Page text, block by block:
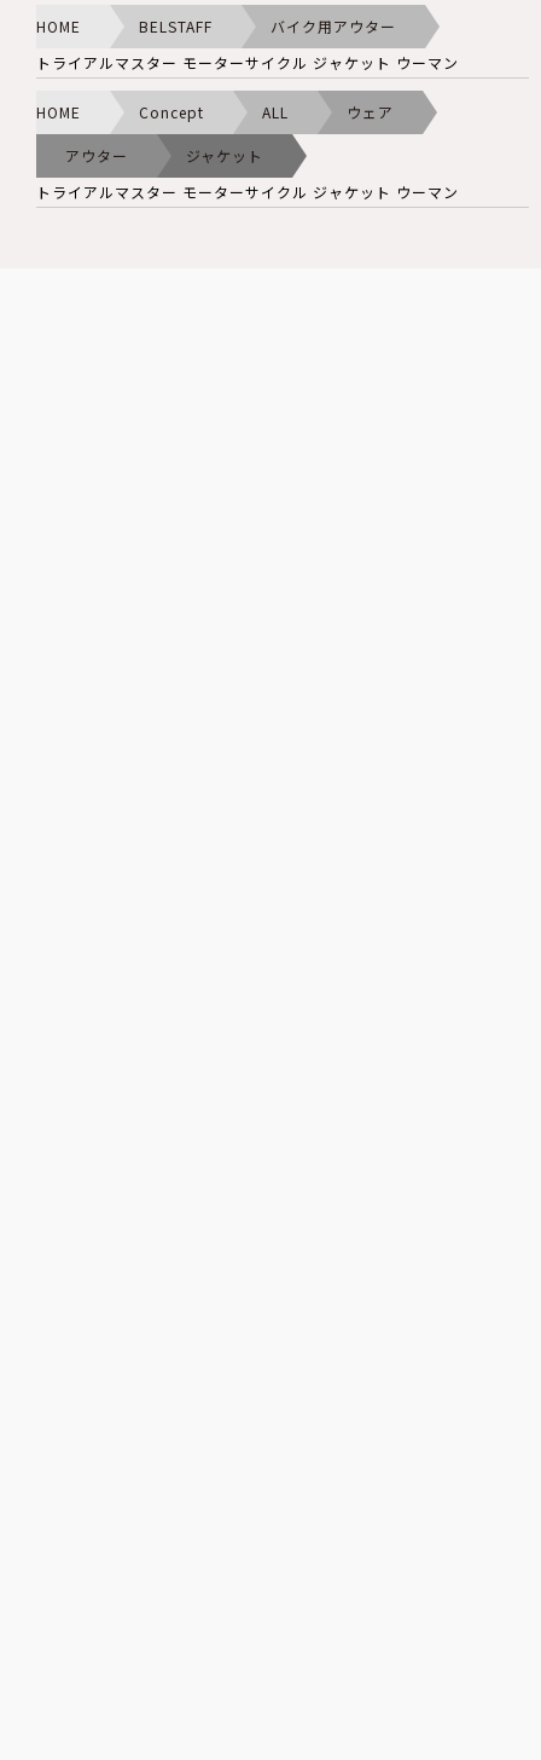
HOME BELSTAFF
バイク用アウター
トライアルマスター モーターサイクル ジャケット ウーマン
HOME Concept ALL ウェア
アウター
ジャケット
トライアルマスター モーターサイクル ジャケット ウーマン